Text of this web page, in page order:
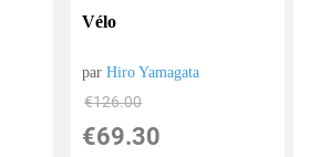
Vélo
parHiro Yamagata
€126.00
€69.30